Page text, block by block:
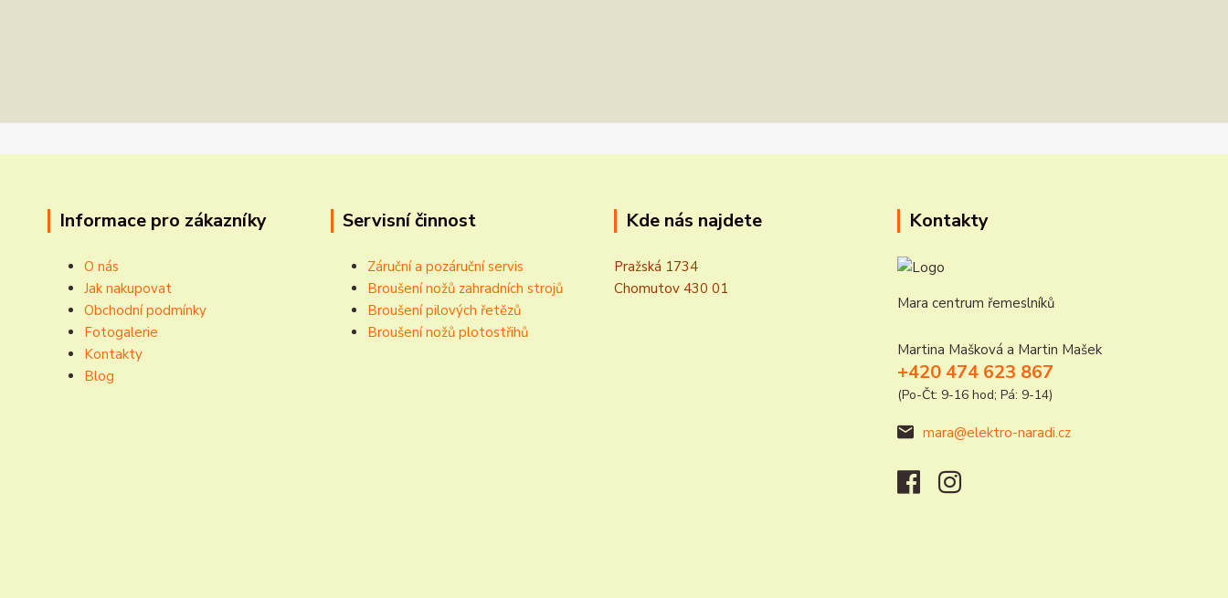
Informace pro zákazníky
O nás
Jak nakupovat
Obchodní podmínky
Fotogalerie
Kontakty
Blog
Servisní činnost
Záruční a pozáruční servis
Broušení nožů zahradních strojů
Broušení pilových řetězů
Broušení nožů plotostřihů
Kde nás najdete
Pražská 1734
Chomutov 430 01
Kontakty
Mara centrum řemeslníků
Martina Mašková a Martin Mašek
+420 474 623 867
(Po-Čt: 9-16 hod; Pá: 9-14)
mara@elektro-naradi.cz